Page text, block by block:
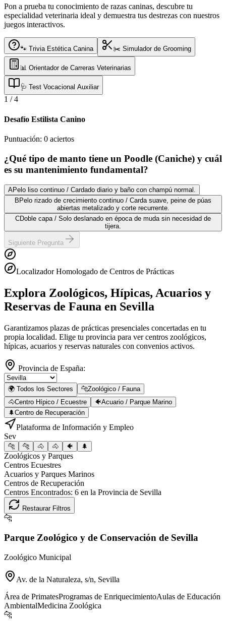
Pon a prueba tu conocimiento de razas caninas, descubre tu
especialidad veterinaria ideal y demuestra tus destrezas con nuestros
juegos interactivos.
🐾 Trivia Estética Canina ✂️ Simulador de Grooming
📊 Orientador de Carreras Veterinarias
🩺 Test Vocacional Auxiliar
1 /4
Desafío Estilista Canino
Puntuación: 0 aciertos
¿Qué tipo de manto tiene un Poodle (Caniche) y cuál
es su mantenimiento fundamental?
APelo liso continuo / Cardado diario y baño con champú normal.
B Pelo rizado de crecimiento continuo / Carda suave, peine de púas
abiertas metalizado y corte recurrente.
CDoble capa / Solo deslanado en época de muda sin necesidad de
tijera.
Siguiente Pregunta
Localizador Homologado de Centros de Prácticas
Explora Zoológicos, Hípicas, Acuarios y
Reservas de Fauna en Sevilla
Garantizamos plazas de prácticas presenciales concertadas en tu
propia localidad. Elige tu provincia para ver centros zoológicos,
hípicas, acuarios y reservas naturales con convenios activos.
Provincia de España:
🌍 Todos los Sectores 🐆Zoológico / Fauna
🐴Centro Hípico / Ecuestre 🐠Acuario / Parque Marino
🌲Centro de Recuperación
Plataforma de Información y Empleo
Sev
🐆 🐆 🐴 🐴 🐠 🌲
Zoológicos y Parques
Centros Ecuestres
Acuarios y Parques Marinos
Centros de Recuperación
Centros Encontrados: 6 en la Provincia de Sevilla
Restaurar Filtros
🐆
Parque Zoológico y de Conservación de Sevilla
Zoológico Municipal
Av. de la Naturaleza, s/n, Sevilla
Área de PrimatesProgramas de EnriquecimientoAulas de Educación
AmbientalMedicina Zoológica
🐆